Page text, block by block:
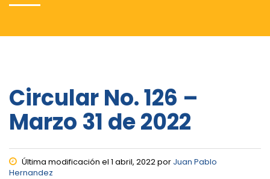
Circular No. 126 –
Marzo 31 de 2022
Última modificación el 1 abril, 2022 por Juan Pablo
Hernandez